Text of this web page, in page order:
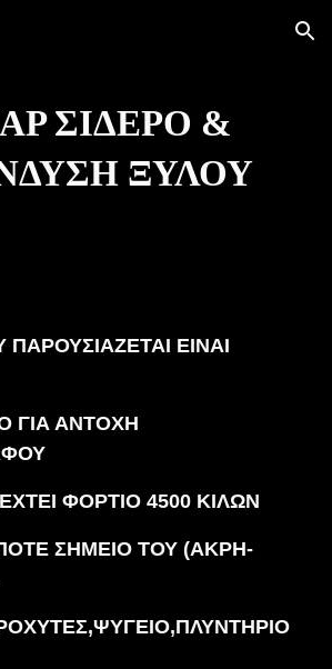
Skip to navigation
ΣΙΔΕΡΟ &
ΞΥΛΟΥ
ΕΙΝΑΙ
ΓΙΑ ΑΝΤΟΧΗ
ΦΟΡΤΙΟ 4500 ΚΙΛΩΝ
ΣΗΜΕΙΟ ΤΟΥ (ΑΚΡΗ-